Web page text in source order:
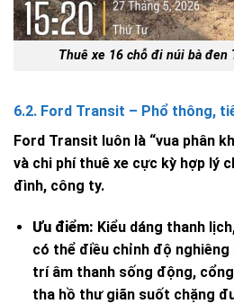
Thuê xe 16 chỗ đi núi bà đen
6.2. Ford Transit – Phổ thông,
Ford Transit luôn là “vua phân
và chi phí thuê xe cực kỳ hợp lý
đình, công ty.
Ưu điểm: Kiểu dáng thanh
có thể điều chỉnh độ
trí âm thanh sống động,
tha hồ thư giãn suốt chặng